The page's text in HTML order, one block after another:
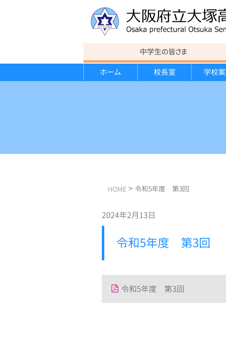
中学生の皆さま
ホーム
校長室 学校
HOME > 令和5年度 第3回
2024年2月13日
令和5年度 第3回
令和5年度 第3回